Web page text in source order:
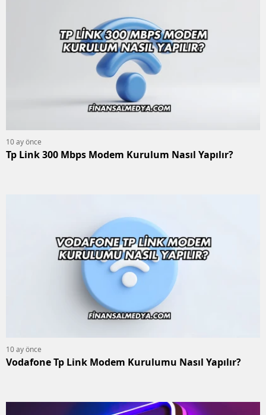
10 ay önce
Tp Link 300 Mbps Modem Kurulum Nasıl Yapılır?
10 ay önce
Vodafone Tp Link Modem Kurulumu Nasıl Yapılır?